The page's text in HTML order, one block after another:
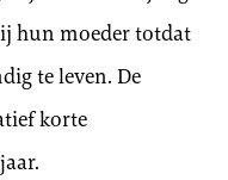
hun moeder totdat
te leven. De
korte